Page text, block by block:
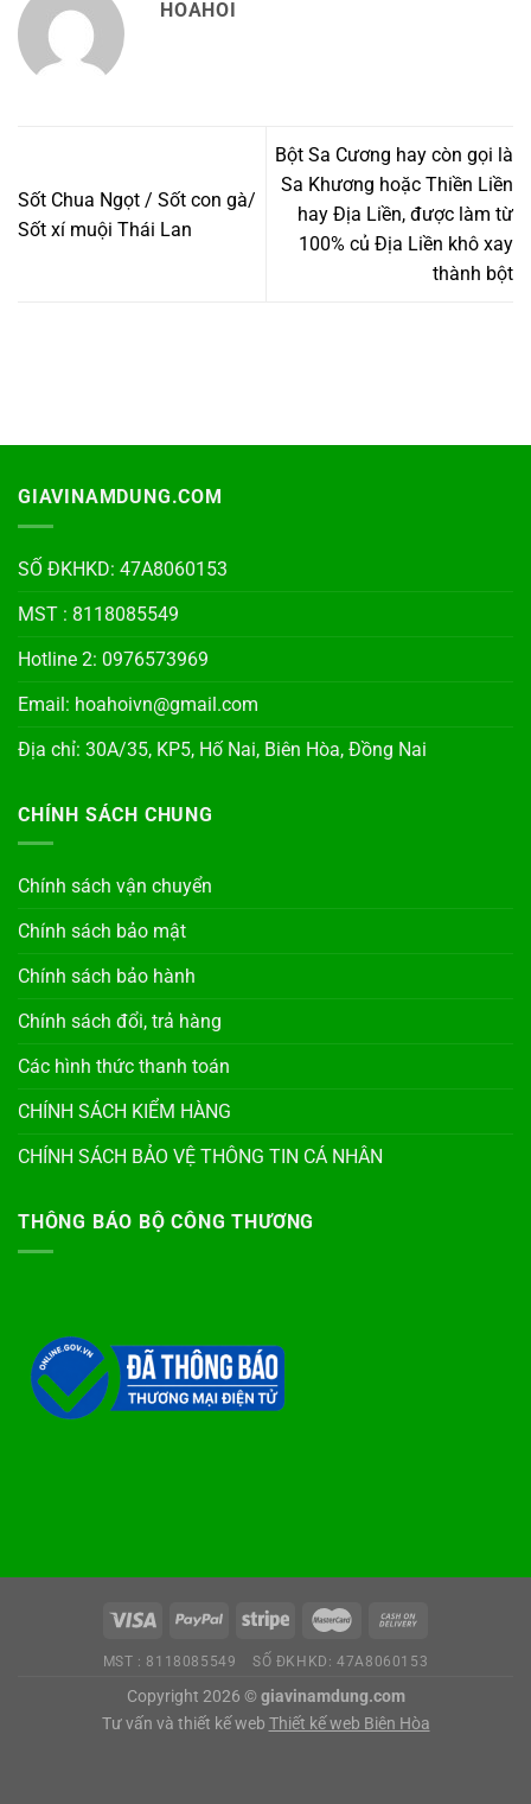
HOAHOI
Sốt Chua Ngọt / Sốt con gà/
Sốt xí muội Thái Lan
Bột Sa Cương hay còn gọi là
Sa Khương hoặc Thiền Liền
hay Địa Liền, được làm từ
100% củ Địa Liền khô xay
thành bột
GIAVINAMDUNG.COM
SỐ ĐKHKD: 47A8060153
MST : 8118085549
Hotline 2: 0976573969
Email: hoahoivn@gmail.com
Địa chỉ: 30A/35, KP5, Hố Nai, Biên Hòa, Đồng Nai
CHÍNH SÁCH CHUNG
Chính sách vận chuyển
Chính sách bảo mật
Chính sách bảo hành
Chính sách đổi, trả hàng
Các hình thức thanh toán
CHÍNH SÁCH KIỂM HÀNG
CHÍNH SÁCH BẢO VỆ THÔNG TIN CÁ NHÂN
THÔNG BÁO BỘ CÔNG THƯƠNG
MST : 8118085549 SỐ ĐKHKD: 47A8060153
Copyright 2026 © giavinamdung.com
Tư vấn và thiết kế web Thiết kế web Biên Hòa